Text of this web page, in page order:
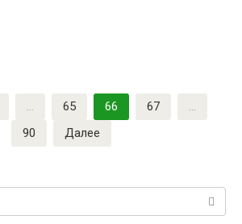
… 65 66 67
…
90
Далее